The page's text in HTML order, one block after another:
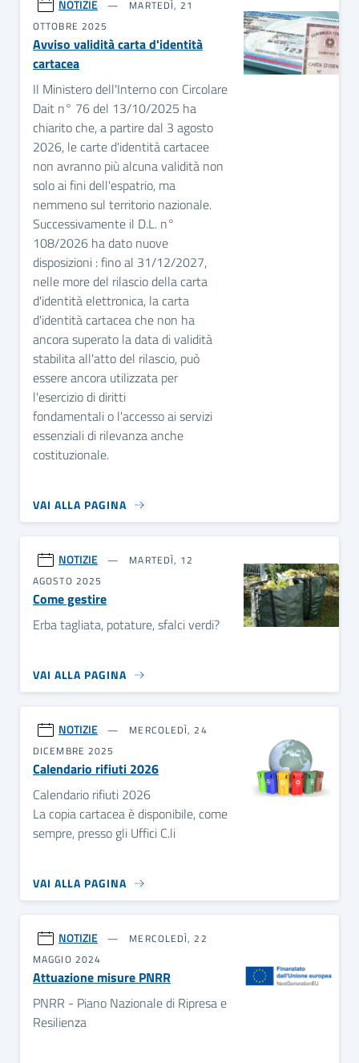
NOTIZIE
MARTEDÌ, 21
OTTOBRE 2025
Avviso validità carta d'identità
cartacea
Il Ministero dell'Interno con Circolare
Dait n° 76 del 13/10/2025 ha
chiarito che, a partire dal 3 agosto
2026, le carte d'identità cartacee
non avranno più alcuna validità non
solo ai fini dell'espatrio, ma
nemmeno sul territorio nazionale.
Successivamente il D.L. n°
108/2026 ha dato nuove
disposizioni : fino al 31/12/2027,
nelle more del rilascio della carta
d'identità elettronica, la carta
d'identità cartacea che non ha
ancora superato la data di validità
stabilita all'atto del rilascio, può
essere ancora utilizzata per
l'esercizio di diritti
fondamentali o l'accesso ai servizi
essenziali di rilevanza anche
costituzionale.
VAI ALLA PAGINA
NOTIZIE
MARTEDÌ, 12
AGOSTO 2025
Come gestire
Erba tagliata, potature, sfalci verdi?
VAI ALLA PAGINA
NOTIZIE
MERCOLEDÌ, 24
DICEMBRE 2025
Calendario rifiuti 2026
Calendario rifiuti 2026
La copia cartacea è disponibile, come
sempre, presso gli Uffici C.li
VAI ALLA PAGINA
NOTIZIE
MERCOLEDÌ, 22
MAGGIO 2024
Attuazione misure PNRR
PNRR - Piano Nazionale di Ripresa e
Resilienza